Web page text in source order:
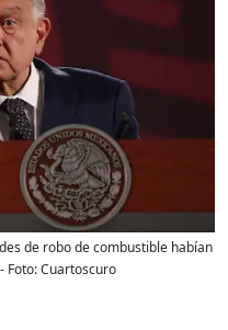
de robo de combustible habían
Foto:Cuartoscuro